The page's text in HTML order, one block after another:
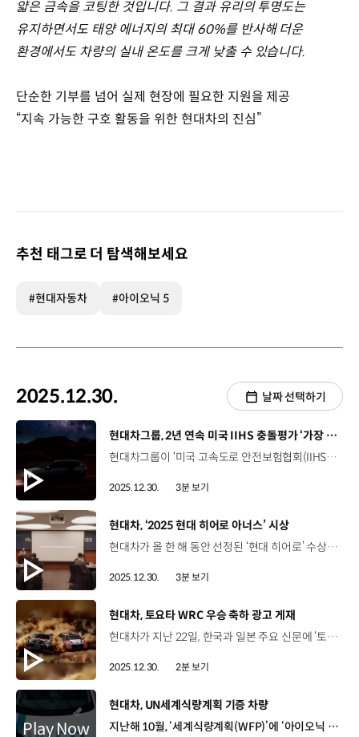
얇은 금속을 코팅한 것입니다. 그 결과 유리의 투명도는
유지하면서도 태양 에너지의 최대 60%를 반사해 더운
환경에서도 차량의 실내 온도를 크게 낮출 수 있습니다.
단순한 기부를 넘어 실제 현장에 필요한 지원을 제공
“지속 가능한 구호 활동을 위한 현대차의 진심”
추천 태그로 더 탐색해보세요
#현대자동차 #아이오닉 5
2025.12.30. 날짜 선택하기
[동영상]
현대차그룹, 2년 연속 미국 IIHS 충돌평가 ‘가장 안전한 차’ 최다 선정
현대차그룹이 ‘미국 고속도로 안전보험협회(IIHS)’ 충돌 안전 평가에서 2년 연속 ‘가장 안전한 차’에 최다 선정됐습니다. IIHS는 미국 시장에 출시된 차량을 대상으로 매년 충돌 안전성과 충돌 예방 성능을 종합적으로 평가해, 최고 수준의 안전성을 갖춘 차량에 TSP+를, 양호한 성적을 거둔 차량에 TSP 등급을 부여하는데요. 현대차그룹은 이번 평가에서 TSP+ 18개, TSP 3개 등 총 21개 차종이 선정되면서 글로벌 자동차 그룹 가운데 최다 선정되는 쾌거를 이뤘습니다. 올해 TSP+ 등급을 획득한 모델은 아이오닉 5, 아이오닉 6 등 현대차 8개 차종, EV9, 스포티지, 쏘렌토 등 기아 5개 차종, GV60, GV70 등 제네시스 5개 차종입니다. 특히, 현대차 아이오닉 9과 기아 EV9이 전면·측면 충돌 평가와 충돌방지 시스템 평가 등 모든 항목에서 최고 등급인 ‘훌륭함(good)’을 받은 것을 비롯해, E-GMP 전기차는 다양한 차급에서 TSP+ 등급을 획득했는데요. 전기차 전용 플랫폼 E-GMP의 뛰어난 안전성을 증명하며, 전동화 시대의 안전 패러다임을 선도하고 있다는 평가를 받았습니다.또한 TSP 등급에는 현대차 팰리세이드와 싼타크루즈, 제네시스 G90 등 총 3개 차종이 선정됐습니다. 올해 현대차그룹의 21개 차종 선정은 한층 강화된 뒷좌석 승객 안전 평가에서 충돌 안전 및 예방 성능을 입증해 더욱 의미가 깊은데요.현대차그룹은 앞으로도 글로벌 최고 수준의 안전성을 갖춘 차량을 제공해 고객 신뢰를 더욱 견고히 할 예정입니다.
2025.12.30. 3분 보기
[동영상]
현대차, ‘2025 현대 히어로 아너스’ 시상
현대차가 올 한 해 동안 선정된 ‘현대 히어로’ 수상자 중, ‘현대 히어로 아너스’를 선정해 포상했습니다. ‘현대 히어로 아너스’는 전사 최고의 성과를 낸 우수 직원들을 포상하기 위한 행사인데요. 수상은 수익성, 품질, 생산성 등 총 7개 부문으로 진행됐으며, 4단계의 엄격한 심의를 거쳐 1명에게 대상을, 9명에게 최우수상을 수여했습니다.특히 올해는, 예년과 다르게 각 본부별로 자체 시상 행사가 진행됐습니다. ‘2025 현대 히어로 아너스’ 대상은 무인 화재 진압 기술을 개발한 이기현 책임연구원이 차지했는데요. 동력계 시험실 내 자동소화시스템 도입으로 사업장 안전사고를 예방한 공로를 인정 받아, 수상의 영광과 함께 2,000만 원의 포상금이 주어졌습니다. 이기현 책임연구원 / 현대차 제네시스전동화소음진동시험팀 / 대상세계 최초로 샤시 동력계 시험실에 전기차 화재 대응 기술을 개발하여 적용까지 완료했습니다. 이번 경험을 통해서 배운 소중한 것들을 지켜나가며 앞으로는 제가 누군가의 힘이 될 수 있는 히어로로 성장해 나가고 싶습니다. 최우수상을 수상한 국내 6명, 글로벌 3명의 임직원에게는 부상으로 각각 1,000만 원의 포상금을 전달했습니다. 박종민 책임매니저 / 현대차 메카트로닉스연구팀 / 최우수상 (기술혁신)배터리 라인에 들어가는 적층 설비를 개발한 것으로 상을 받게 되었습니다. 생각한 것보다 더 안전성 있게 설비가 완성이 되었다는 평가를 많이 받았고 이를 통해서 양산 적용까지 할 수 있었다는 게 굉장히 기쁜 순간이었던 것 같습니다. 성상용 책임매니저 / 현대차 SW품질프로젝트1팀 / 최우수상 (품질)차량의 방대한 데이터를 자동으로 분석하고 결과까지 내주는 게 핵심 포인트였습니다. 처음으로 의미 있는 결과와 레포트가 나왔을 때 ‘이게 진짜 되는구나’ 했습니다. Y Rameshwar / Head of Section / 현대차 인도기술연구소 / 최우수상 (글로벌)끝까지 포기하지 않고 한 걸음씩 나아갔던 우리의 끈기가 오늘과 같은 값진 성과로 이어졌다고 생각합니다. I can say those moments where we didn't keep up for the steps to achieve this honor. Li Jilong 경리 / 현대차 중국기술연구소 / 최우수상 (글로벌)이번 자격 인증을 취득하면 3년간 얻을 수 있는 이득(법인세 감면)이 너무나 컸기에 포기할 수 없었습니다. 저희 팀뿐만 아니라 재무팀에서도 인증에 필요한 수많은 증빙 자료들을 차질 없이 준비해 주었고, 이러한 동료분들이 함께해 주었기에 좋은 결과를 이룰 수 있었습니다. 현대차는 앞으로도 ‘현대 히어로 아너스' 포상 제도를 통해 우수 임직원을 포상하고 동기를 부여해나갈 계획입니다.
2025.12.30. 3분 보기
[동영상]
현대차, 토요타 WRC 우승 축하 광고 게재
현대차가 지난 22일, 한국과 일본 주요 신문에 ‘토요타 가주 레이싱 월드 랠리 팀’의 ‘2025년 FIA 월드 랠리 챔피언십’ 3관왕 달성 축하 광고를 실어 눈길을 끌었습니다. 이번 전면 광고는 선의의 경쟁을 펼친 라이벌 토요타의 선전을 축하하고, 지난해 티에리 누빌 선수의 WRC 드라이버 부문 우승 당시 게재된 토요타의 ‘축하 광고’에 화답하는 의미가 담겨 있는데요. 현대차의 이번 광고에는 랠리 재팬 포디움에 올라 환호하는 아키오 회장 및 TGR(Toyota Gazoo Racing) 팀과 양사 레이싱카의 경주 장면이 포함됐습니다. 현대차는 “내년 시즌에도 팬들에게 감동을 선사할 짜릿한 승부를 함께 만들어 가길 기대한다”고 전했습니다. 한편, 현대차와 토요타는 용인 에버랜드 스피드웨이에서 ‘현대 N x 토요타 가주 레이싱’ 페스티벌을 공동 개최하고, ‘뉘르부르크링 24시 내구레이스’에서 공동 부스를 운영하는 등 최근 레이싱 분야에서 돈독한 관계를 이어오고 있는데요. 현대차는 레이싱을 통해 다진 토요타와의 우호적 관계를 바탕으로 수소 사업 등 다른 사업 분야로까지 협력을 확장할 계획입니다.
2025.12.30. 2분 보기
[동영상]
현대차, UN세계식량계획 기증 차량
지난해 10월, ‘세계식량계획(WFP)’에 ‘아이오닉 5’ 8대 충전 인프라를 기증한 현대차구호 현장에 투입된 아이오닉 5의 활용성을 담은 다큐 파트너십 영상 공개WFP와 함께 세계 곳곳의 구호 현장을 누비는 아이오닉 5 성 김 사장 / 현대차·기아 전략기획담당현대차는 기후 변화에 대한 책임을 다하며 사람과 물자의 이동 방식을 새롭게 바꿔갈 기술을 개발하고 있습니다. 현대차는 WFP와 함께 현장의 목소리에 귀 기울이고 배우며 탄소 배출을 줄이는 동시에 구호 인력이 더 빠르고 안전하게 사람들에게 닿을 수 있도록 지원하겠습니다.At Hyundai, we accept our responsibility to address climate change, to develop technology, the changes of people and goods move.Together with the VFP, we would listen and learn from field operations and focus on cutting emissions while helping responders reach people sooner and more safely. 필리핀 구호 현장 모습을 통해 현대차와 WFP 간 협력 과정을 공개2024년 대형 태풍 ‘크리스틴’ 이후, 현장에서 활동하는 WFP 구호 요원들 조명 엘리스 폴로스코 / 정책 담당관 / UN세계식량계획 필리핀사무소‘MOVE’는 긴급상황용 이동식 운영 차량입니다. 재난으로 끊어진 통신 연결을 복구해 정부가 긴급 대응을 수행하기 위한 정보를 주고받을 수 있도록 합니다.‘Move’ means mobile operations vehicle for emergencies. So by providing this, we are able to restore connectivity, which allows the government to relay and send information in order to carry out emergency response. V2L 기능 등을 활용해 도로와 전력, 통신이 끊어진 상황에서도 구호 활동을 가능하게 한 아이오닉 5‘투명 금속코팅 발열유리’ 등 구호활동에 최적화된 형태로 차량 개조 이강희 책임연구원 / 현대차·기아 현대차 MLV외장설계1팀현대차가 개발한 금속 코팅 기술로 유리 내부에 약 20겹의 얇은 금속을 코팅한 것입니다. 그 결과 유리의 투명도는 유지하면서도 태양 에너지의 최대 60%를 반사해 더운 환경에서도 차량의 실내 온도를 크게 낮출 수 있습니다. 단순한 기부를 넘어 실제 현장에 필요한 지원을 제공“지속 가능한 구호 활동을 위한 현대차의 진심”